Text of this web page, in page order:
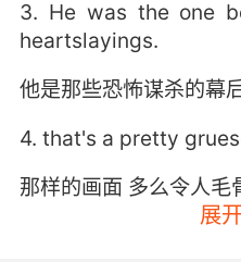
3. He was the one
heartslayings.
他是那些恐怖谋杀的幕
4. that's a pretty
那样的画面 多么令人毛
展